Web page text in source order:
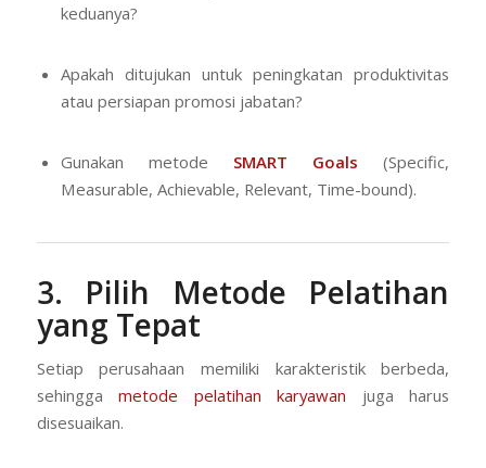
keduanya?
Apakah ditujukan untuk peningkatan produktivitas
atau persiapan promosi jabatan?
Gunakan metode SMART Goals (Specific,
Measurable, Achievable, Relevant, Time-bound).
3. Pilih Metode Pelatihan
yang Tepat
Setiap perusahaan memiliki karakteristik berbeda,
sehinggametode pelatihan karyawan juga harus
disesuaikan.